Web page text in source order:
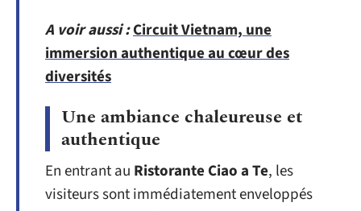
A voir aussi :Circuit Vietnam, une
immersion authentique au cœur des
diversités
Une ambiance chaleureuse et
authentique
En entrant au Ristorante Ciao a Te, les
visiteurs sont immédiatement enveloppés